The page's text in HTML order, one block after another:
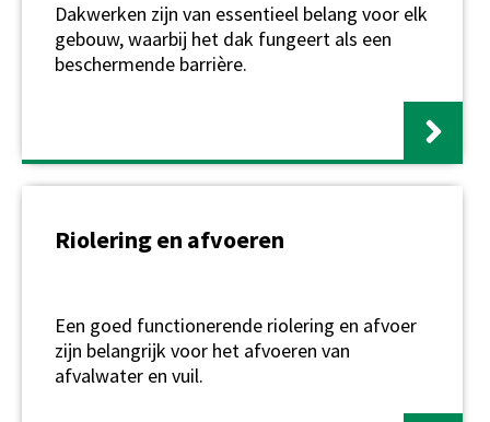
Dakwerken zijn van essentieel belang voor elk
gebouw, waarbij het dak fungeert als een
beschermende barrière.
Riolering en afvoeren
Een goed functionerende riolering en afvoer
zijn belangrijk voor het afvoeren van
afvalwater en vuil.